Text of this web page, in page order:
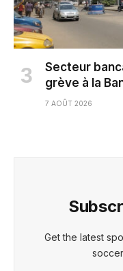
Secteur
grève à la
7 AOÛT 2026
Get the latest